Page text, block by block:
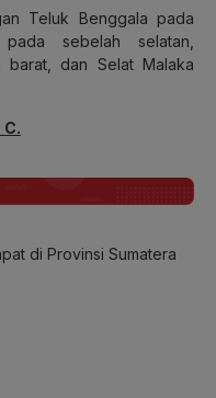
Teluk Benggala pada
pada sebelah selatan,
barat, dan Selat Malaka
di Provinsi Sumatera